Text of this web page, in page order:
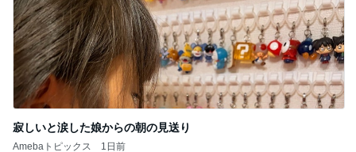
寂しいと涙した娘からの朝の見送り
Amebaトピックス 1日前